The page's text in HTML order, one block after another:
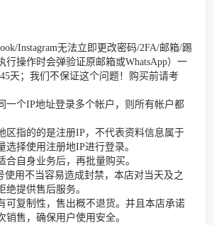
Instagram无法立即更改密码/2FA/邮箱/踢
行操作时会弹验证原邮箱或WhatsApp）一
天；我们不保证这个问题！购买前请考
一个IP地址登录多个帐户，则所有帐户都
区指的的是注册IP，不代表资料信息属于
选择使用注册地IP进行登录。
合自身业务后，再批量购买。
使用不当容易造成封禁，本店对当天及之
绝提供售后服务。
可复制性，售出概不退货。并且本店承诺
销售，确保用户使用安全。